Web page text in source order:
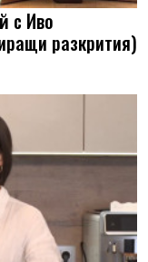
с Иво
разкрития)